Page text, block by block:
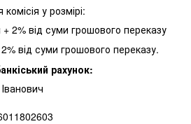
у розмірі:
2% від суми грошового переказу
від суми грошового переказу.
рахунок: